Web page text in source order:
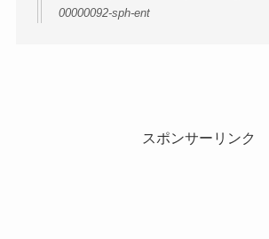
00000092-sph-ent
スポンサーリンク